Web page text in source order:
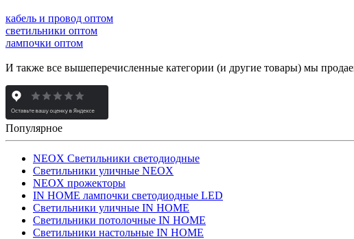
кабель и провод оптом
светильники оптом
лампочки оптом
И также все вышеперечисленные категории (и другие товары) мы
Популярное
NEOX Светильники светодиодные
Светильники уличные NEOX
NEOX прожекторы
IN HOME лампочки светодиодные LED
Светильники уличные IN HOME
Светильники потолочные IN HOME
Светильники настольные IN HOME